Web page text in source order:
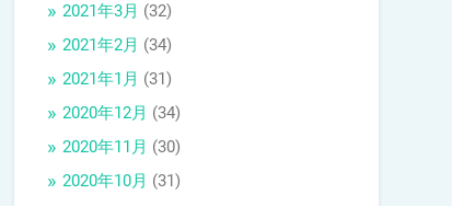
2021年3月 (32)
2021年2月 (34)
2021年1月 (31)
2020年12月 (34)
2020年11月 (30)
2020年10月 (31)